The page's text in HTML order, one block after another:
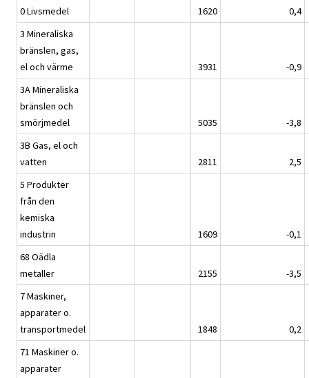
0 Livsmedel
1620
0,4
3 Mineraliska
bränslen, gas,
el och värme
3931
-0,9
3A Mineraliska
bränslen och
smörjmedel
5035
-3,8
3B Gas, el och
vatten
2811
2,5
5 Produkter
från den
kemiska
industrin
1609
-0,1
68 Oädla
metaller
2155
-3,5
7 Maskiner,
apparater o.
transportmedel
1848
0,2
71 Maskiner o.
apparater